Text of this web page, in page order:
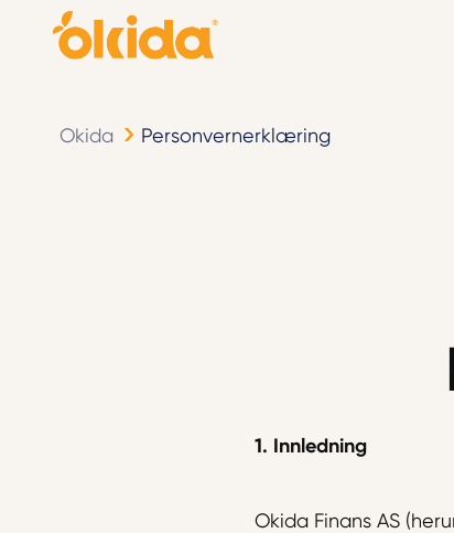
Okida Personvernerklæring
1. Innledning
Okida Finans AS